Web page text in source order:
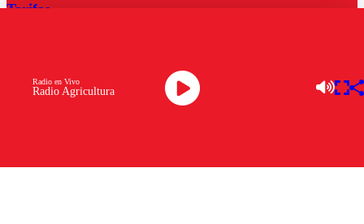
Radio Agricultura
Radio en Vivo
Tarifas
Descarga la APP